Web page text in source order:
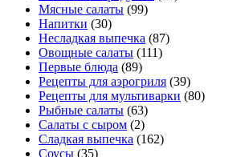
Мясные салаты (99)
Напитки (30)
Несладкая выпечка (87)
Овощные салаты (111)
Первые блюда (89)
Рецепты для аэрогриля (39)
Рецепты для мультиварки (80)
Рыбные салаты (63)
Салаты с сыром (2)
Сладкая выпечка (162)
Соусы (35)